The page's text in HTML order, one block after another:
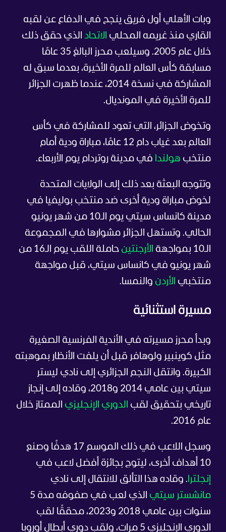
وبات الأهلي أول فريق ينجح في الدفاع عن لقبه
القاري منذ غريمه المحلي الاتحاد الذي حقق ذلك
خلال عام 2005. وسيلعب محرز البالغ 35 عامًا
مسابقة كأس العالم للمرة الأخيرة، بعدما سبق له
المشاركة في نسخة 2014، عندما ظهرت الجزائر
للمرة الأخيرة في المونديال.
وتخوض الجزائر، التي تعود للمشاركة في كأس
العالم بعد غياب دام 12 عامًا، مباراة ودية أمام
منتخب هولندا في مدينة روتردام يوم الأربعاء.
وتتوجه البعثة بعد ذلك إلى الولايات المتحدة
لخوض مباراة ودية أخرى ضد منتخب بوليفيا في
مدينة كانساس سيتي يوم الـ10 من شهر يونيو
الحالي. وتستهل الجزائر مشوارها في المجموعة
الـ10 بمواجهة
الأرجنتين
حاملة اللقب يوم الـ16 من
شهر يونيو في كانساس سيتي، قبل مواجهة
منتخبي الأردن والنمسا.
مسيرة استثنائية
وبدأ محرز مسيرته في الأندية الفرنسية الصغيرة
مثل كوينبير ولوهافر قبل أن يلفت الأنظار بموهبته
الكبيرة. وانتقل النجم الجزائري إلى نادي ليستر
سيتي بين عامي 2014 و2018، وقاده إلى إنجاز
تاريخي بتحقيق لقب الدوري الإنجليزي الممتاز خلال
عام 2016.
وسجل اللاعب في ذلك الموسم 17 هدفًا وصنع
10 أهداف أخرى، ليتوج بجائزة أفضل لاعب في
إنجلترا . وقاده هذا التألق للانتقال إلى نادي
مانشستر سيتي
الذي لعب في صفوفه مدة 5
سنوات بين عامي 2018 و2023، محققًا لقب
الدوري الإنجليزي 5 مرات، ولقب دوري أبطال أوروبا